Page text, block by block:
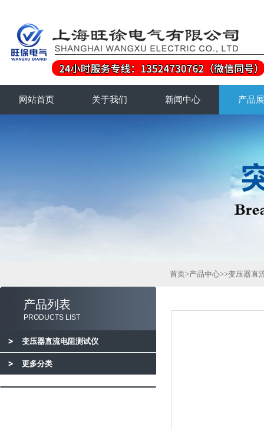
网站首页 关于我们 新闻中心 产品
产品列表
PRODUCTS LIST
变压器直流电阻测试仪
更多分类
首页>产品中心>>变压器直